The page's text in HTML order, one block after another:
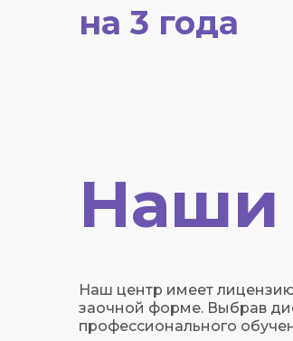
на 3 года
Наши
Наш центр имеет лицензию
заочной форме. Выбрав
профессионального